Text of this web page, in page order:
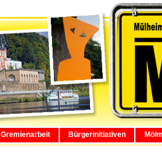
Gremienarbeit Bürgerinitiativen